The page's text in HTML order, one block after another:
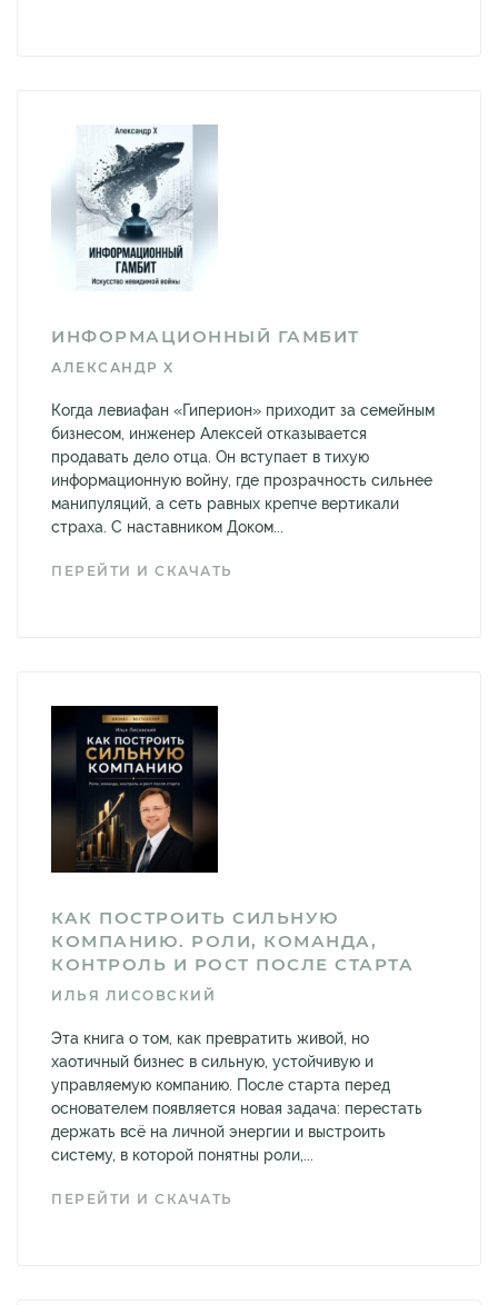
ИНФОРМАЦИОННЫЙ ГАМБИТ
АЛЕКСАНДР X
Когда левиафан «Гиперион» приходит за семейным
бизнесом, инженер Алексей отказывается
продавать дело отца. Он вступает в тихую
информационную войну, где прозрачность сильнее
манипуляций, а сеть равных крепче вертикали
страха. С наставником Доком...
ПЕРЕЙТИ И СКАЧАТЬ
КАК ПОСТРОИТЬ СИЛЬНУЮ
КОМПАНИЮ. РОЛИ, КОМАНДА,
КОНТРОЛЬ И РОСТ ПОСЛЕ СТАРТА
ИЛЬЯ ЛИСОВСКИЙ
Эта книга о том, как превратить живой, но
хаотичный бизнес в сильную, устойчивую и
управляемую компанию. После старта перед
основателем появляется новая задача: перестать
держать всё на личной энергии и выстроить
систему, в которой понятны роли,...
ПЕРЕЙТИ И СКАЧАТЬ